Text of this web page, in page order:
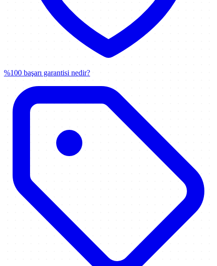
%100 başarı garantisi nedir?